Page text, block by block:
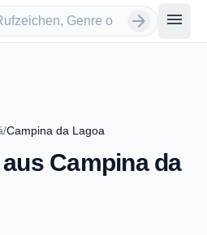
arrow_forward menu
/Campina da Lagoa
Campina da